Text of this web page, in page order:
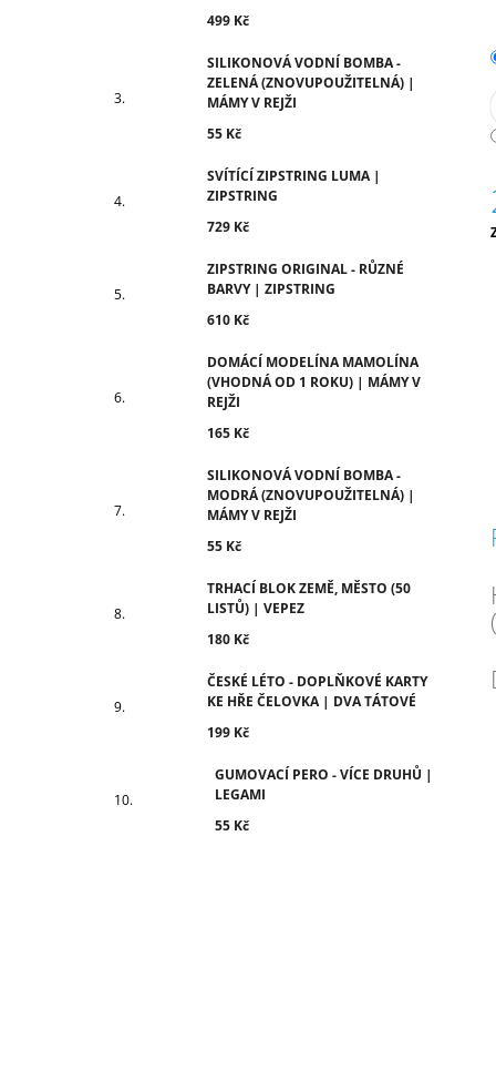
499 Kč
SILIKONOVÁ VODNÍ BOMBA -
ZELENÁ (ZNOVUPOUŽITELNÁ) |
MÁMY V REJŽI
55 Kč
SVÍTÍCÍ ZIPSTRING LUMA |
ZIPSTRING
729 Kč
ZIPSTRING ORIGINAL - RŮZNÉ
BARVY | ZIPSTRING
610 Kč
DOMÁCÍ MODELÍNA MAMOLÍNA
(VHODNÁ OD 1 ROKU) | MÁMY V
REJŽI
165 Kč
SILIKONOVÁ VODNÍ BOMBA -
MODRÁ (ZNOVUPOUŽITELNÁ) |
MÁMY V REJŽI
55 Kč
TRHACÍ BLOK ZEMĚ, MĚSTO (50
LISTŮ) | VEPEZ
180 Kč
ČESKÉ LÉTO - DOPLŇKOVÉ KARTY
KE HŘE ČELOVKA | DVA TÁTOVÉ
199 Kč
GUMOVACÍ PERO - VÍCE DRUHŮ |
LEGAMI
55 Kč